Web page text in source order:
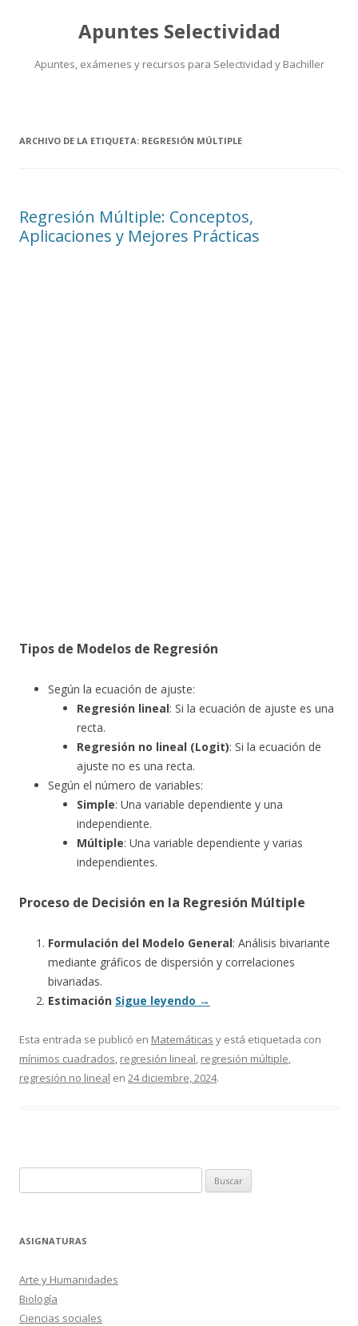
Apuntes Selectividad
Apuntes, exámenes y recursos para Selectividad y Bachiller
ARCHIVO DE LA ETIQUETA: REGRESIÓN MÚLTIPLE
Regresión Múltiple: Conceptos,
Aplicaciones y Mejores Prácticas
Tipos de Modelos de Regresión
Según la ecuación de ajuste:
Regresión lineal: Si la ecuación de ajuste es una
recta.
Regresión no lineal (Logit): Si la ecuación de
ajuste no es una recta.
Según el número de variables:
Simple: Una variable dependiente y una
independiente.
Múltiple: Una variable dependiente y varias
independientes.
Proceso de Decisión en la Regresión Múltiple
Formulación del Modelo General: Análisis bivariante
mediante gráficos de dispersión y correlaciones
bivariadas.
Estimación Sigue leyendo →
Esta entrada se publicó en Matemáticas y está etiquetada con
mínimos cuadrados, regresión lineal, regresión múltiple,
regresión no lineal en 24 diciembre, 2024.
ASIGNATURAS
Arte y Humanidades
Biología
Ciencias sociales